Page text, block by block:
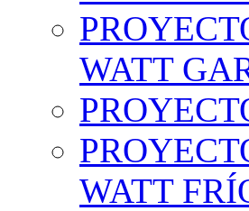
WATT
WATT